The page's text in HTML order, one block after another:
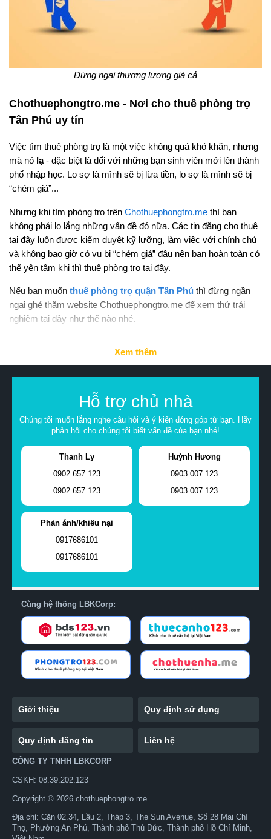
Đừng ngại thương lượng giá cả
Chothuephongtro.me - Nơi cho thuê phòng trọ
Tân Phú uy tín
Việc tìm thuê phòng trọ là một việc không quá khó khăn, nhưng
mà nó lạ- đặc biệt là đối với những bạn sinh viên mới lên thành
phố nhập học. Lo sợ là mình sẽ bị lừa tiền, lo sợ là mình sẽ bị
“chém giá”...
Nhưng khi tìm phòng trọ trên Chothuephongtro.me thì bạn
không phải lo lắng những vấn đề đó nữa. Các tin đăng cho thuê
tại đây luôn được kiểm duyệt kỹ lưỡng, làm việc với chính chủ
và không bao giờ có vụ bị “chém giá” đâu nên bạn hoàn toàn có
thể yên tâm khi thì thuê phòng trọ tại đây.
Nếu bạn muốn thuê phòng trọ quận Tân Phú thì đừng ngần
ngại ghé thăm website Chothuephongtro.me để xem thử trải
nghiệm tại đây như thế nào nhé.
Xem thêm
Hỗ trợ chủ nhà
Chúng tôi muốn lắng nghe câu hỏi và ý kiến đóng góp từ bạn. Hãy
phản hồi cho chúng tôi biết vấn đề của bạn nhé!
Thanh Ly
0902.657.123
0902.657.123
Huỳnh Hương
0903.007.123
0903.007.123
Phản ánh/khiếu nại
0917686101
0917686101
Cùng hệ thống LBKCorp:
Giới thiệu Quy định sử dụng
Quy định đăng tin Liên hệ
CÔNG TY TNHH LBKCORP
CSKH: 08.39.202.123
Copyright © 2026 chothuephongtro.me
Địa chỉ: Căn 02.34, Lầu 2, Tháp 3, The Sun Avenue, Số 28 Mai Chí
Thọ, Phường An Phú, Thành phố Thủ Đức, Thành phố Hồ Chí Minh,